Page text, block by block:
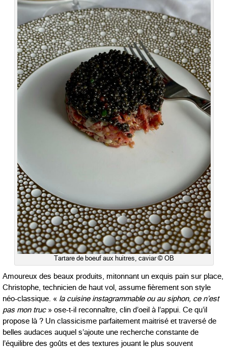
Tartare de boeuf aux huitres, caviar © OB
Amoureux des beaux produits, mitonnant un exquis pain sur place,
Christophe, technicien de haut vol, assume fièrement son style
néo-classique. « la cuisine instagrammable ou au siphon, ce n’est
pas mon truc» ose-t-il reconnaître, clin d’oeil à l’appui. Ce qu’il
propose là ? Un classicisme parfaitement maitrisé et traversé de
belles audaces auquel s’ajoute une recherche constante de
l’équilibre des goûts et des textures jouant le plus souvent